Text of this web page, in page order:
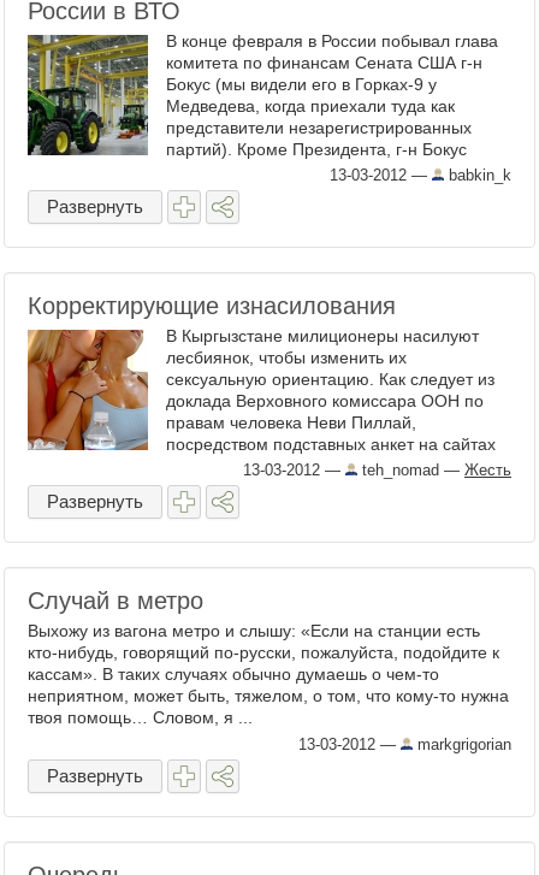
России в ВТО
В конце февраля в России побывал глава
комитета по финансам Сената США г-н
Бокус (мы видели его в Горках-9 у
Медведева, когда приехали туда как
представители незарегистрированных
партий). Кроме Президента, г-н Бокус
побывал на сборочном ...13-03-2012 — babkin_k
Развернуть
Корректирующие изнасилования
В Кыргызстане милиционеры насилуют
лесбиянок, чтобы изменить их
сексуальную ориентацию. Как следует из
доклада Верховного комиссара ООН по
правам человека Неви Пиллай,
посредством подставных анкет на сайтах
знакомств сотрудники различных ...
13-03-2012 — teh_nomad — Жесть
Развернуть
Случай в метро
Выхожу из вагона метро и слышу: «Если на станции есть
кто-нибудь, говорящий по-русски, пожалуйста, подойдите к
кассам». В таких случаях обычно думаешь о чем-то
неприятном, может быть, тяжелом, о том, что кому-то нужна
твоя помощь… Словом, я ...
13-03-2012 — markgrigorian
Развернуть